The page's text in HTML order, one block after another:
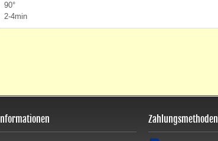
90°
2-4min
Informationen Zahlungsmethoden